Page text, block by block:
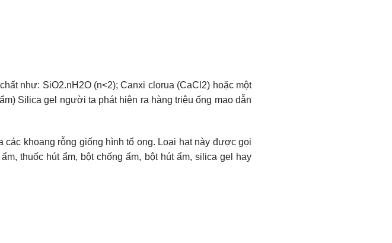
như: SiO2.nH2O (n<2); Canxi clorua (CaCl2) hoặc một
Silica gel người ta phát hiện ra hàng triệu ống mao dẫn
khoang rỗng giống hình tổ ong. Loại hạt này được gọi
thuốc hút ẩm, bột chống ẩm, bột hút ẩm, silica gel hay